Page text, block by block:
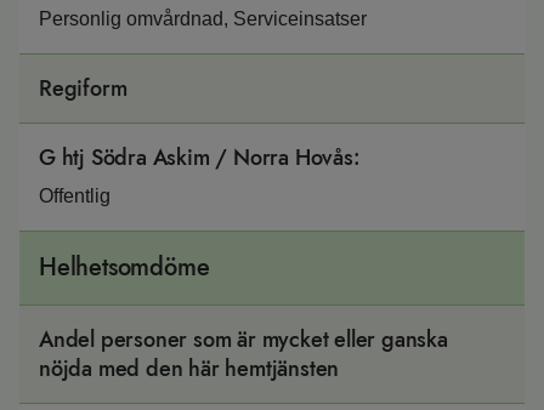
Personlig omvårdnad, Serviceinsatser
Regiform
G htj Södra Askim / Norra Hovås:
Offentlig
Helhetsomdöme
Andel personer som är mycket eller ganska
nöjda med den här hemtjänsten